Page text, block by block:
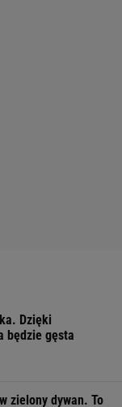
Dzięki
będzie gęsta
zielony dywan. To